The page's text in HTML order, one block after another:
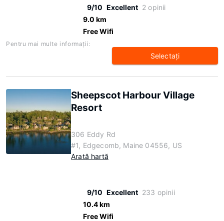
9/10 Excellent 2 opinii
9.0 km
Free Wifi
Pentru mai multe informaţii:
Selectaţi
Sheepscot Harbour Village
Resort
306 Eddy Rd
#1, Edgecomb, Maine 04556, US
Arată hartă
9/10 Excellent 233 opinii
10.4 km
Free Wifi